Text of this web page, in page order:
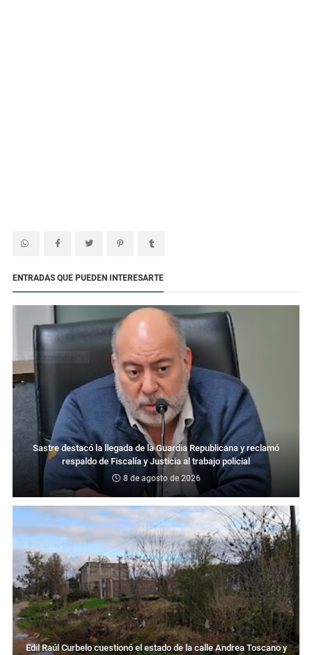
ENTRADAS QUE PUEDEN INTERESARTE
Sastre destacó la llegada de la Guardia Republicana y reclamó
respaldo de Fiscalía y Justicia al trabajo policial
8 de agosto de 2026
Edil Raúl Curbelo cuestionó el estado de la calle Andrea Toscano y